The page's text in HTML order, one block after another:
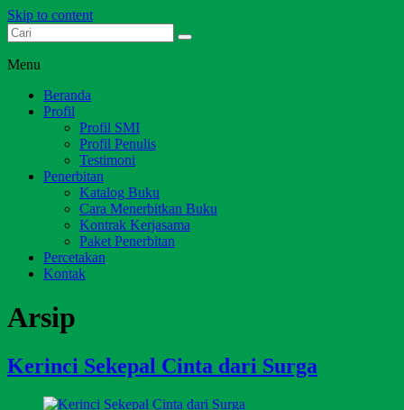
Skip to content
Dari Jambi untuk Indonesia
Menu
Beranda
Profil
Profil SMI
Profil Penulis
Testimoni
Penerbitan
Katalog Buku
Cara Menerbitkan Buku
Kontrak Kerjasama
Paket Penerbitan
Percetakan
Kontak
Arsip
Kerinci Sekepal Cinta dari Surga